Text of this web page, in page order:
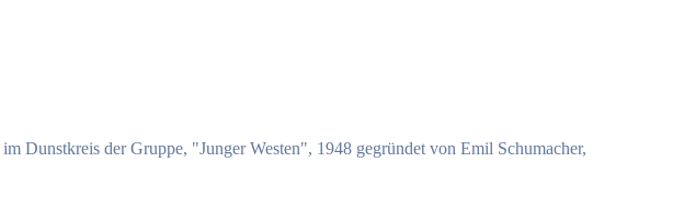
Dunstkreis der Gruppe, "Junger Westen", 1948 gegründet von Emil Schumacher,